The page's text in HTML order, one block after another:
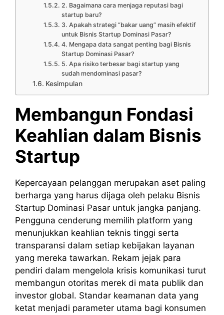
2. Bagaimana cara menjaga reputasi bagi
startup baru?
3. Apakah strategi “bakar uang” masih efektif
untuk Bisnis Startup Dominasi Pasar?
4. Mengapa data sangat penting bagi Bisnis
Startup Dominasi Pasar?
5. Apa risiko terbesar bagi startup yang
sudah mendominasi pasar?
Kesimpulan
Membangun Fondasi
Keahlian dalam Bisnis
Startup
Kepercayaan pelanggan merupakan aset paling
berharga yang harus dijaga oleh pelaku Bisnis
Startup Dominasi Pasar untuk jangka panjang.
Pengguna cenderung memilih platform yang
menunjukkan keahlian teknis tinggi serta
transparansi dalam setiap kebijakan layanan
yang mereka tawarkan. Rekam jejak para
pendiri dalam mengelola krisis komunikasi turut
membangun otoritas merek di mata publik dan
investor global. Standar keamanan data yang
ketat menjadi parameter utama bagi konsumen